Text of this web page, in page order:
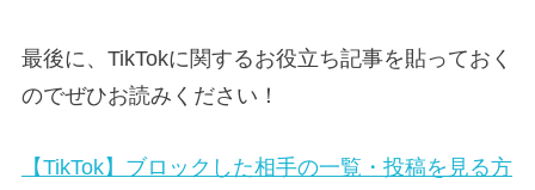
最後に、TikTokに関するお役立ち記事を貼っておく
のでぜひお読みください！
【TikTok】ブロックした相手の一覧・投稿を見る方